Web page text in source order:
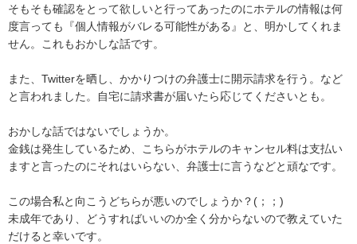
そもそも確認をとって欲しいと行ってあったのにホテルの情報は何
度言っても『個人情報がバレる可能性がある』と、明かしてくれま
せん。これもおかしな話です。
また、Twitterを晒し、かかりつけの弁護士に開示請求を行う。など
と言われました。自宅に請求書が届いたら応じてくださいとも。
おかしな話ではないでしょうか。
金銭は発生しているため、こちらがホテルのキャンセル料は支払い
ますと言ったのにそれはいらない、弁護士に言うなどと頑なです。
この場合私と向こうどちらが悪いのでしょうか？(；；)
未成年であり、どうすればいいのか全く分からないので教えていた
だけると幸いです。